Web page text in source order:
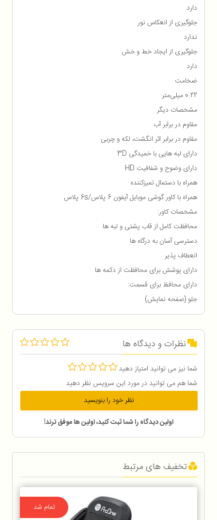
دارد
جلوگیری از انعکاس نور
ندارد
جلوگیری از ایجاد خط و خش
دارد
ضخامت
0.22 میلی‌متر
مشخصات دیگر
مقاوم در برابر آب
مقاوم در برابر اثر انگشت، لکه و چربی
دارای لبه هایی با خمیدگی 3D
دارای وضوح و شفافیت HD
همراه با دستمال تمیزکننده
همراه با کاور گوشی موبایل آیفون 6 پلاس/6s پلاس
مشخصات کاور:
محافظت کامل از قاب پشتی و لبه ها
دسترسی آسان به درگاه ها
انعطاف پذیر
دارای پوشش برای محافظت از دکمه ها
دارای محافظ برای قسمت:
جلو (صفحه نمایش)
نظرات و دیدگاه ها
شما نیز می توانید امتیاز دهید
شما هم می توانید در مورد این سرویس نظر دهید
نظر خود را بنویسید
اولین دیدگاه را شما ثبت کنید، اولین ها موفق ترند!
تخفیف های مرتبط
تمام شد